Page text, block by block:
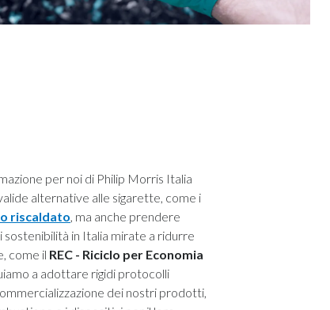
per noi di Philip Morris Italia
alternative alle sigarette, come i
riscaldato, ma anche prendere
in Italia mirate a ridurre
come il REC - Riciclo per Economia
a adottare rigidi protocolli
dei nostri prodotti,